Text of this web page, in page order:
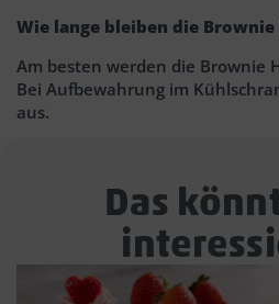
Wie lange bleiben die Brownie
Am besten werden die Brownie
Bei Aufbewahrung im
aus.
Das